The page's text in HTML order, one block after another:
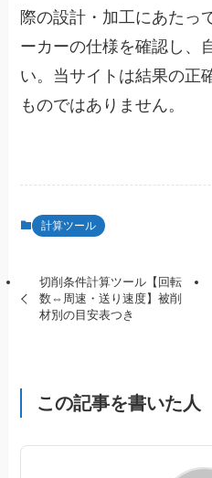
際の設計・加工にあたっ
ーカーの仕様を確認し、
い。当サイトは結果の正
ものではありません。
計算ツール
切削条件計算ツール【回転
数⇔周速・送り速度】被削
材別の目安表つき
この記事を書いた人